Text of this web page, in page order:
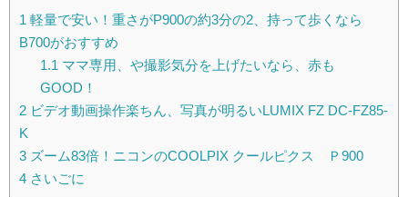
1 軽量で安い！重さがP900の約3分の2、持って歩くなら
B700がおすすめ
1.1 ママ専用、や撮影気分を上げたいなら、赤も
GOOD！
2 ビデオ動画操作楽ちん、写真が明るいLUMIX FZ DC-FZ85-
K
3 ズーム83倍！ニコンのCOOLPIX クールピクス Ｐ900
4 さいごに